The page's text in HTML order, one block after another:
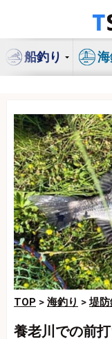
ン
船釣り 海
TOP > 海釣り >堤防
養老川での前